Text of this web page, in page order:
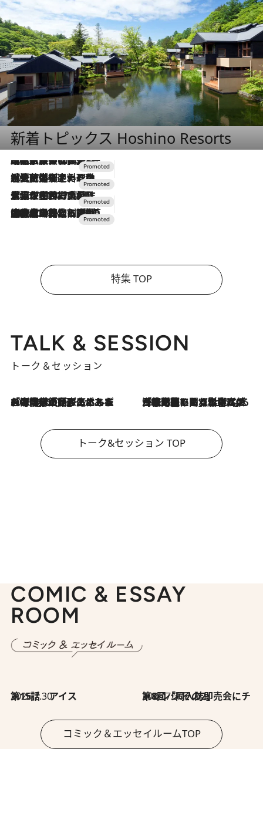
新着トピックス Hoshino Resorts
2026.7.31
【ホテル帰省】という選択肢をOMOが提案。家族とほどよい距離を保つには「昼は実家、夜は気兼ねなくホテルで！」
2026.7.24
【夏限定ディナーコース】旬を迎える稚鮎や花ズッキーニなどをイタリア・トスカーナの郷土料理の手法で満喫！
2026.7.17
「土佐和ハーブかき氷」がOMO7高知に登場！生姜、山椒、大葉など目にも舌にも涼を呼ぶ郷土の味
2026.7.10
NEW OPEN！【界 草津】名湯の地に誕生。趣の異なる2種の温泉と上州ならではの会席・蕎麦割烹など美食を味わう究極の癒やし旅
特集 TOP
TALK & SESSION
トーク＆セッション
2026.8.3
「今後値上げがあるとすれば…」「リスクがあるのは今年の冬」エネルギー専門家が語る、ホルムズ海峡封鎖が家庭にもたらす“ある心配” 2026.8.3
「住宅建てられない…」「サーチャージ料の高値が続いている」ホルムズ海峡封鎖による影響はいつまで続く？《エネルギー専門家に聞く“どうなる日本の暮らし”》
トーク&セッション TOP
COMIC & ESSAY
ROOM
2026.7.30
第15話 アイス 2026.7.30
第8回「同人誌即売会にチャレンジ その2」
コミック＆エッセイルームTOP